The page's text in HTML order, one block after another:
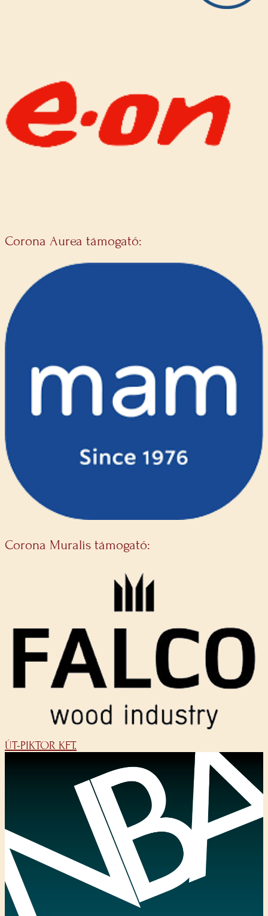
Corona Aurea támogató:
Corona Muralis támogató:
ÚT-PIKTOR KFT.